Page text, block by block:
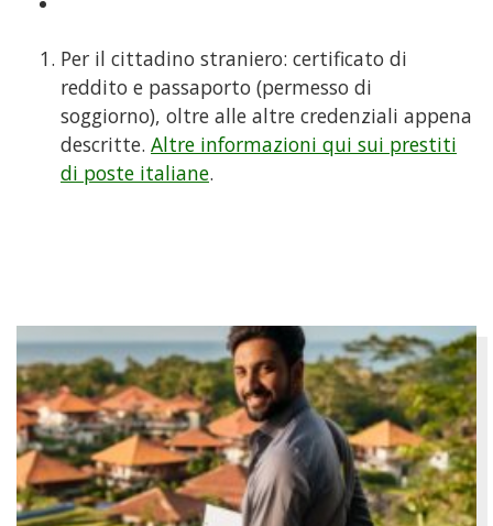
Per il cittadino straniero: certificato di
reddito e passaporto (permesso di
soggiorno), oltre alle altre credenziali appena
descritte. Altre informazioni qui sui prestiti
di poste italiane.